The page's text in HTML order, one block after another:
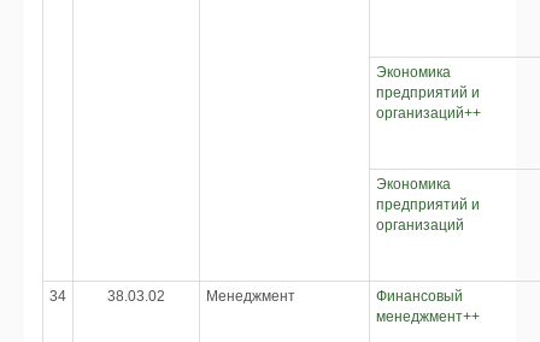
Экономика
предприятий и
организаций++
Экономика
предприятий и
организаций
34 38.03.02 Менеджмент
Финансовый
менеджмент++